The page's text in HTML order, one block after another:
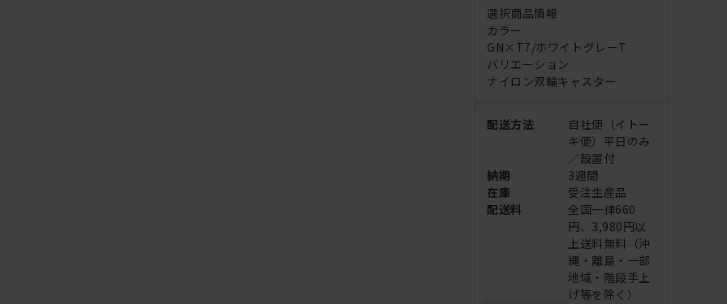
選択商品情報
カラー
GN×T7/ホワイトグレーT
バリエーション
ナイロン双輪キャスター
配送方法
自社便（イトー
キ便）平日のみ
／設置付
納期
3週間
在庫
受注生産品
配送料
全国一律660
円、3,980円以
上送料無料（沖
縄・離島・一部
地域・階段手上
げ等を除く）